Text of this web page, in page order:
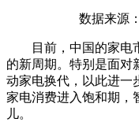
数据来源：
目前，中国的家电市
的新周期。特别是面对
动家电换代，以此进一
家电消费进入饱和期，
儿。